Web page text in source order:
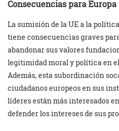
Consecuencias para Europa
La sumisión de la UE a la
tiene consecuencias graves
abandonar sus valores
legitimidad moral y política en
Además, esta subordinación
ciudadanos europeos en sus
líderes están más interesados
defender los intereses de sus